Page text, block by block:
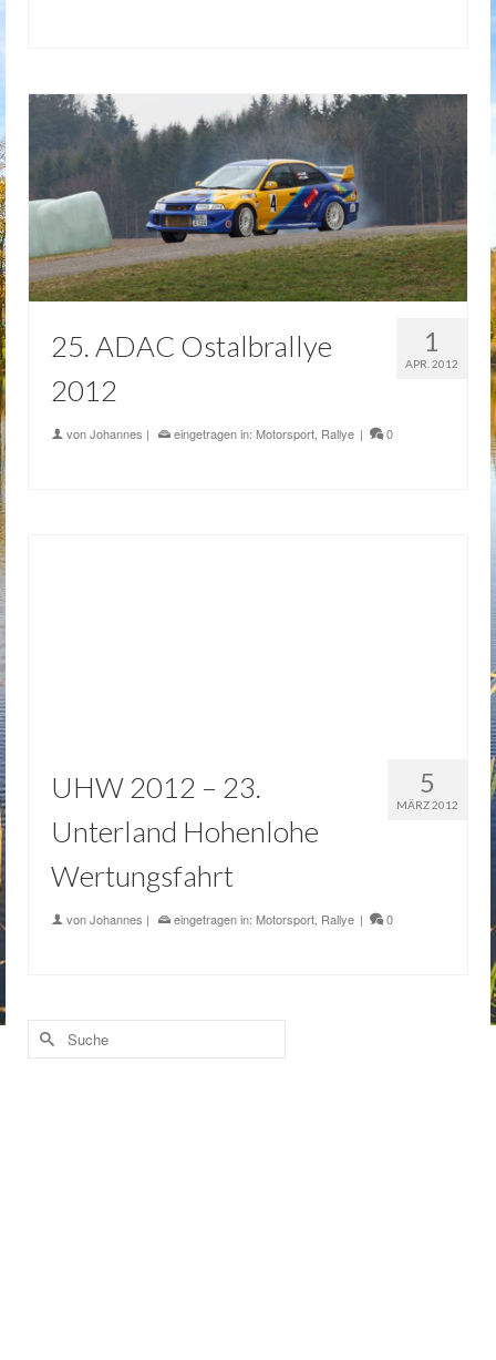
1
APR. 2012
25. ADAC Ostalbrallye
2012
vonJohannes | eingetragen in: Motorsport Rallye | 0
5
MÄRZ 2012
UHW 2012 – 23.
Unterland Hohenlohe
Wertungsfahrt
vonJohannes | eingetragen in: Motorsport Rallye | 0
Suche
nach: